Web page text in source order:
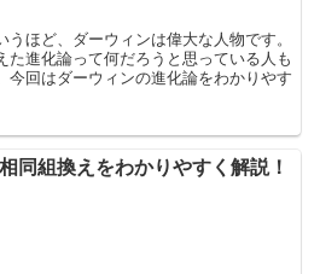
ほど、ダーウィンは偉大な人物です。
た進化論って何だろうと思っている人も
今回はダーウィンの進化論をわかりやす
相同組換えをわかりやすく解説！